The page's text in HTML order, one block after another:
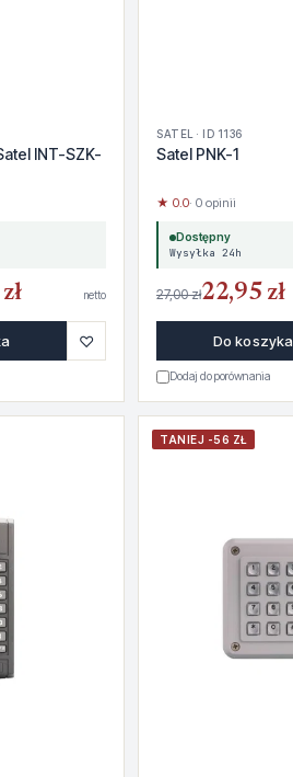
INT-SZK-
netto
♡
SATEL · ID 1136
Satel PNK-1
★ 0.0· 0 opinii
Dostępny
Wysyłka 24h
27,00 zł22,95 zł
Do koszyka
Dodaj do porównania
TANIEJ -56 ZŁ